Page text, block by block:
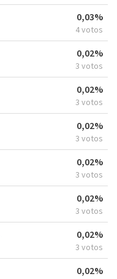
0,03%
4 votos
0,02%
3 votos
0,02%
3 votos
0,02%
3 votos
0,02%
3 votos
0,02%
3 votos
0,02%
3 votos
0,02%